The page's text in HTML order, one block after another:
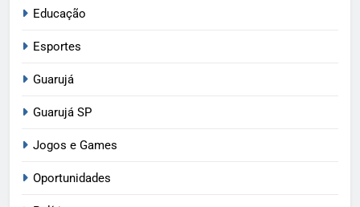
Educação
Esportes
Guarujá
Guarujá SP
Jogos e Games
Oportunidades